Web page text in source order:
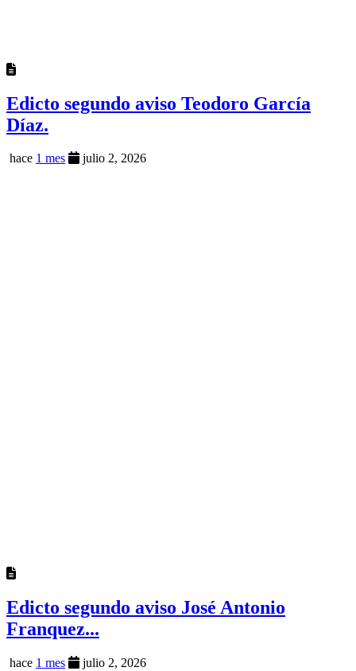
Edicto segundo aviso Teodoro García
Díaz.
hace 1 mes julio 2, 2026
Edicto segundo aviso José Antonio
Franquez...
hace 1 mes julio 2, 2026